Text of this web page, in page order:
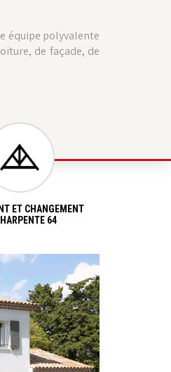
équipe polyvalente
de façade, de
ET CHANGEMENT
64